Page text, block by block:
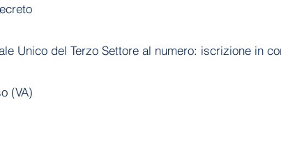
Unico del Terzo Settore al numero: iscrizione in
(VA)